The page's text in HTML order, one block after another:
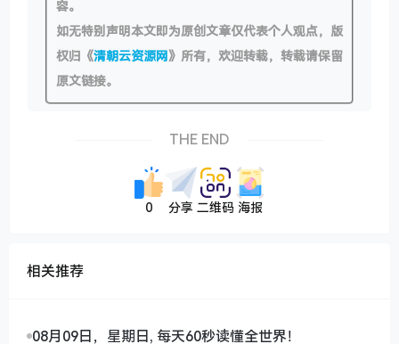
容。
如无特别声明本文即为原创文章仅代表个人观点，版
权归《清朝云资源网》所有，欢迎转载，转载请保留
原文链接。
THE END
0 分享 二维码 海报
相关推荐
08月09日，星期日, 每天60秒读懂全世界！